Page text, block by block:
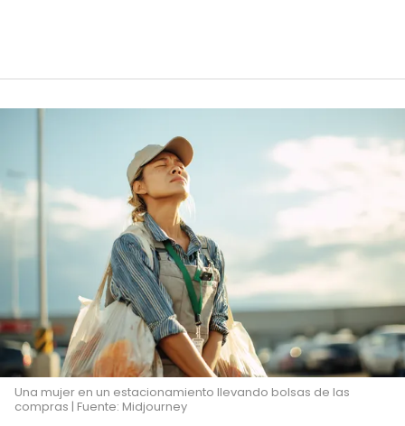
Una mujer en un estacionamiento llevando bolsas de las
compras | Fuente: Midjourney